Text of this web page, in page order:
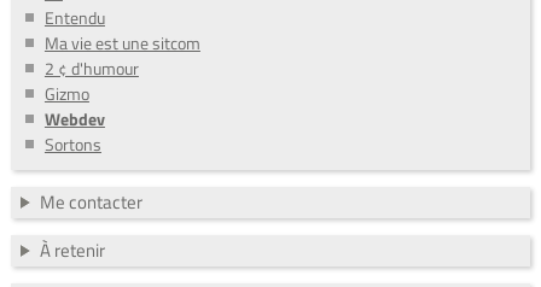
Entendu
Ma vie est une sitcom
2 ¢ d'humour
Gizmo
Webdev
Sortons
Me contacter
À retenir